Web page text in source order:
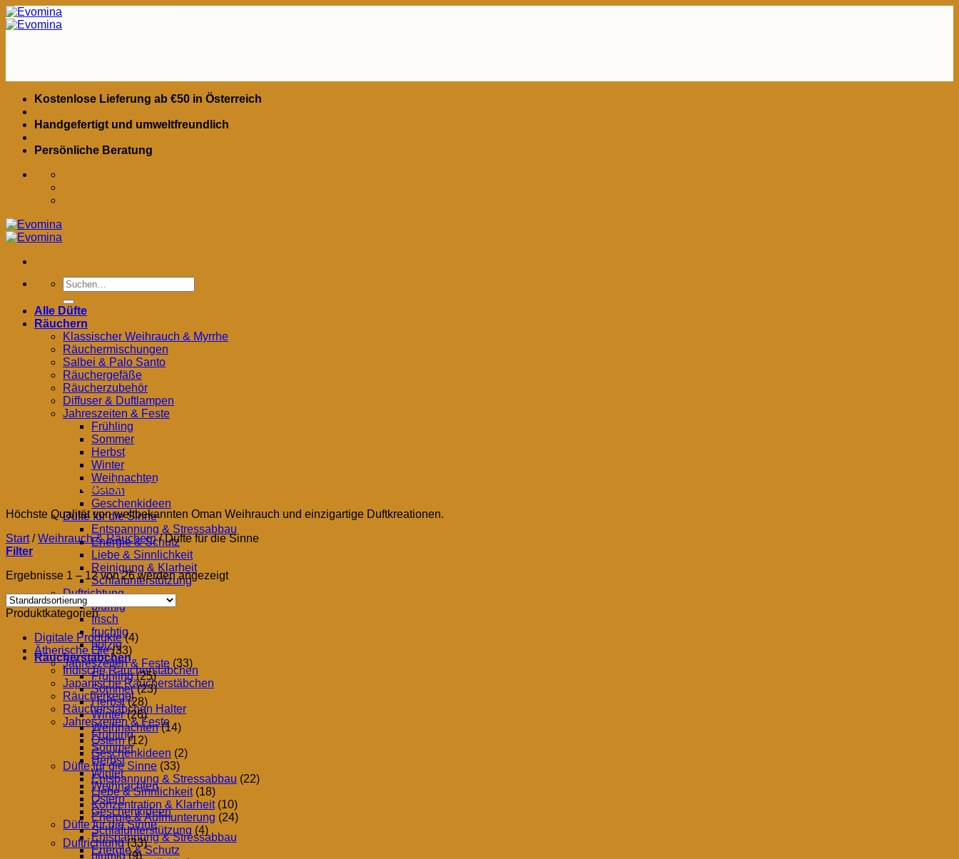
Zum
Inhalt
Kostenlose Lieferung ab €50 in Österreich
Handgefertigt und umweltfreundlich
Persönliche Beratung
Suchen
nach:
Alle Düfte
Räuchern
Klassischer Weihrauch & Myrrhe
Räuchermischungen
Salbei & Palo Santo
Räuchergefäße
Räucherzubehör
Diffuser & Duftlampen
Jahreszeiten & Feste
Frühling
Sommer
Herbst
Winter
Weihnachten
Ostern
Geschenkideen
Düfte für die Sinne
Entspannung & Stressabbau
Energie & Schutz
Liebe & Sinnlichkeit
Reinigung & Klarheit
Schlafunterstützung
Duftrichtung
blumig
frisch
fruchtig
holzig
Räucherstäbchen
Indische Räucherstäbchen
Japanische Räucherstäbchen
Räucherkegel
Räucherstäbchen Halter
Jahreszeiten & Feste
Frühling
Sommer
Herbst
Winter
Weihnachten
Ostern
Geschenkideen
Düfte für die Sinne
Entspannung & Stressabbau
Energie & Schutz
Bester Weihrauch und Räuchermischungen
Höchste Qualität von weltbekannten Oman Weihrauch und einzigartige Duftkreationen.
Start / Weihrauch & Räuchern /Düfte für die Sinne
Filter
Ergebnisse 1 – 12 von 26 werden angezeigt
Produktkategorien
Digitale Produkte (4)
Ätherische Öle (33)
Jahreszeiten & Feste (33)
Frühling (25)
Sommer (23)
Herbst (28)
Winter (26)
Weihnachten (14)
Ostern (12)
Geschenkideen (2)
Düfte für die Sinne (33)
Entspannung & Stressabbau (22)
Liebe & Sinnlichkeit (18)
Konzentration & Klarheit (10)
Energie & Aufmunterung (24)
Schlafunterstützung (4)
Duftrichtung (33)
blumig (9)